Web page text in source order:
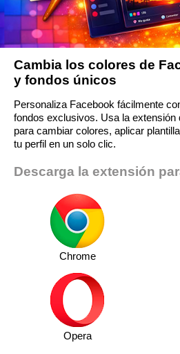
Cambia los colores de
y fondos únicos
Personaliza Facebook fácilmente
fondos exclusivos. Usa la extensión
para cambiar colores, aplicar
tu perfil en un solo clic.
Descarga la extensión
Chrome
Opera